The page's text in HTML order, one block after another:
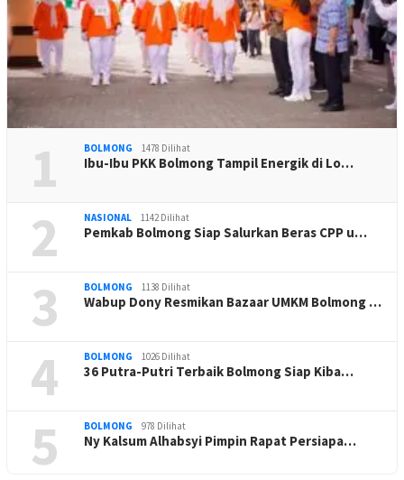
1 BOLMONG 1478 Dilihat
Ibu-Ibu PKK Bolmong Tampil Energik di Lo…
2 NASIONAL 1142 Dilihat
Pemkab Bolmong Siap Salurkan Beras CPP u…
3 BOLMONG 1138 Dilihat
Wabup Dony Resmikan Bazaar UMKM Bolmong …
4 BOLMONG 1026 Dilihat
36 Putra-Putri Terbaik Bolmong Siap Kiba…
5 BOLMONG 978 Dilihat
Ny Kalsum Alhabsyi Pimpin Rapat Persiapa…